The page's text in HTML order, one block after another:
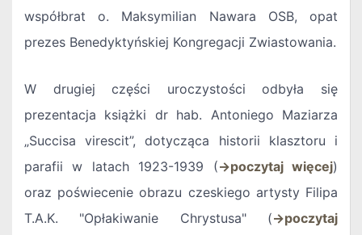
współbrat o. Maksymilian Nawara OSB, opat
prezes Benedyktyńskiej Kongregacji Zwiastowania.
W drugiej części uroczystości odbyła się
prezentacja książki dr hab. Antoniego Maziarza
„Succisa virescit”, dotycząca historii klasztoru i
parafii w latach 1923-1939 (→poczytaj więcej)
oraz poświecenie obrazu czeskiego artysty Filipa
T.A.K. "Opłakiwanie Chrystusa" (→poczytaj